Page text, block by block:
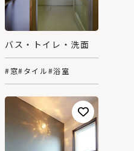
バス・トイレ・洗面
#窓#タイル#浴室